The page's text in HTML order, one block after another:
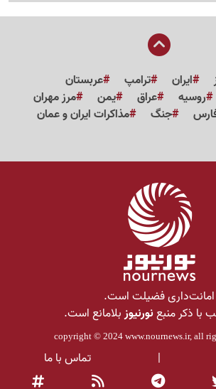
ایران ترامپ
عربستان
روسیه عراق یمن
مرز مهران
جنگ
مذاکرات ایران و عمان
امانت‌داری فضیلت است.
با ذکر منبعنورنیوزبلامانع است.
copyright © 2024 www.nournews.ir, all
| تماس با ما